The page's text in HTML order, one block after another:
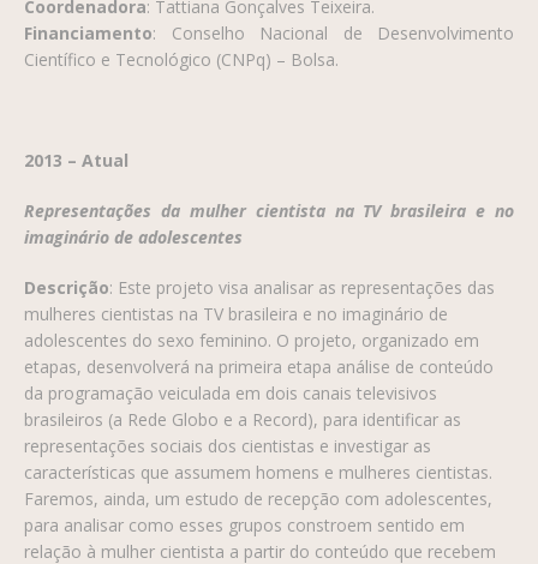
Coordenadora: Tattiana Gonçalves Teixeira.
Financiamento: Conselho Nacional de Desenvolvimento
Científico e Tecnológico (CNPq) – Bolsa.
2013 – Atual
Representações da mulher cientista na TV brasileira e no
imaginário de adolescentes
Descrição: Este projeto visa analisar as representações das
mulheres cientistas na TV brasileira e no imaginário de
adolescentes do sexo feminino. O projeto, organizado em
etapas, desenvolverá na primeira etapa análise de conteúdo
da programação veiculada em dois canais televisivos
brasileiros (a Rede Globo e a Record), para identificar as
representações sociais dos cientistas e investigar as
características que assumem homens e mulheres cientistas.
Faremos, ainda, um estudo de recepção com adolescentes,
para analisar como esses grupos constroem sentido em
relação à mulher cientista a partir do conteúdo que recebem